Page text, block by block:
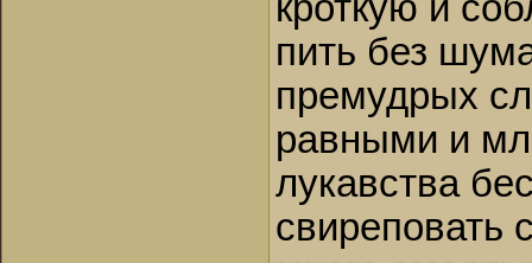
пить без
премудрых
равными и
лукавства
свиреповать